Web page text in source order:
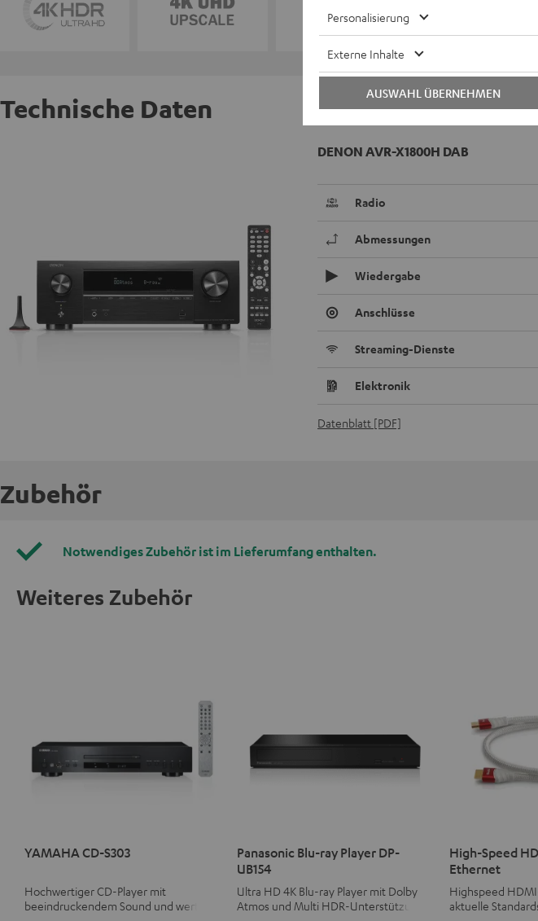
Technische Daten
DENON AVR-X1800H DAB
Radio
Abmessungen
Wiedergabe
Anschlüsse
Streaming-Dienste
Elektronik
Datenblatt [PDF]
Zubehör
Notwendiges Zubehör ist im Lieferumfang enthalten.
Weiteres Zubehör
YAMAHA CD-S303
Hochwertiger CD-Player mit
beeindruckendem Sound und wertiger
Panasonic Blu-ray Player DP-
UB154
Ultra HD 4K Blu-ray Player mit Dolby
Atmos und Multi HDR-Unterstützung
High-Speed
Ethernet
Highspeed
aktuelle
Personalisierung
Externe Inhalte
AUSWAHL ÜBERNEHMEN